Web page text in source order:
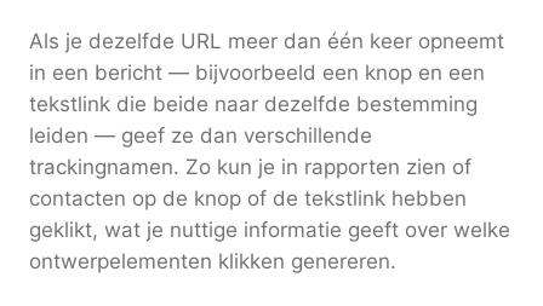
Als je dezelfde URL meer dan één keer opneemt
in een bericht — bijvoorbeeld een knop en een
tekstlink die beide naar dezelfde bestemming
leiden — geef ze dan verschillende
trackingnamen. Zo kun je in rapporten zien of
contacten op de knop of de tekstlink hebben
geklikt, wat je nuttige informatie geeft over welke
ontwerpelementen klikken genereren.